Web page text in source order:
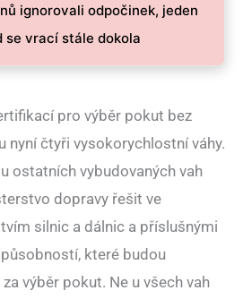
ignorovali odpočinek, jeden
se vrací stále dokola
pro výběr pokut bez
nyní čtyři vysokorychlostní váhy.
ostatních vybudovaných vah
dopravy řešit ve
silnic a dálnic a příslušnými
které budou
výběr pokut. Ne u všech vah